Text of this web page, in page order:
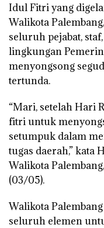
Idul Fitri yang
Walikota
seluruh pejabat,
lingkungan
menyongsong
tertunda.
“Mari, setelah Hari
fitri untuk
setumpuk dalam
tugas daerah,”
Walikota
(03/05).
Walikota
seluruh elemen